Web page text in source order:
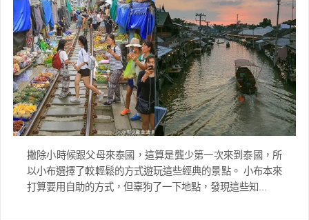
撇除小時候跟父母來泰國，這算是龔少第一次來到泰國，所
以小布選擇了較輕鬆的方式遊玩這些經典的景點。 小布本來
打算要用自助的方式，但辜狗了一下地點，發現這些知...